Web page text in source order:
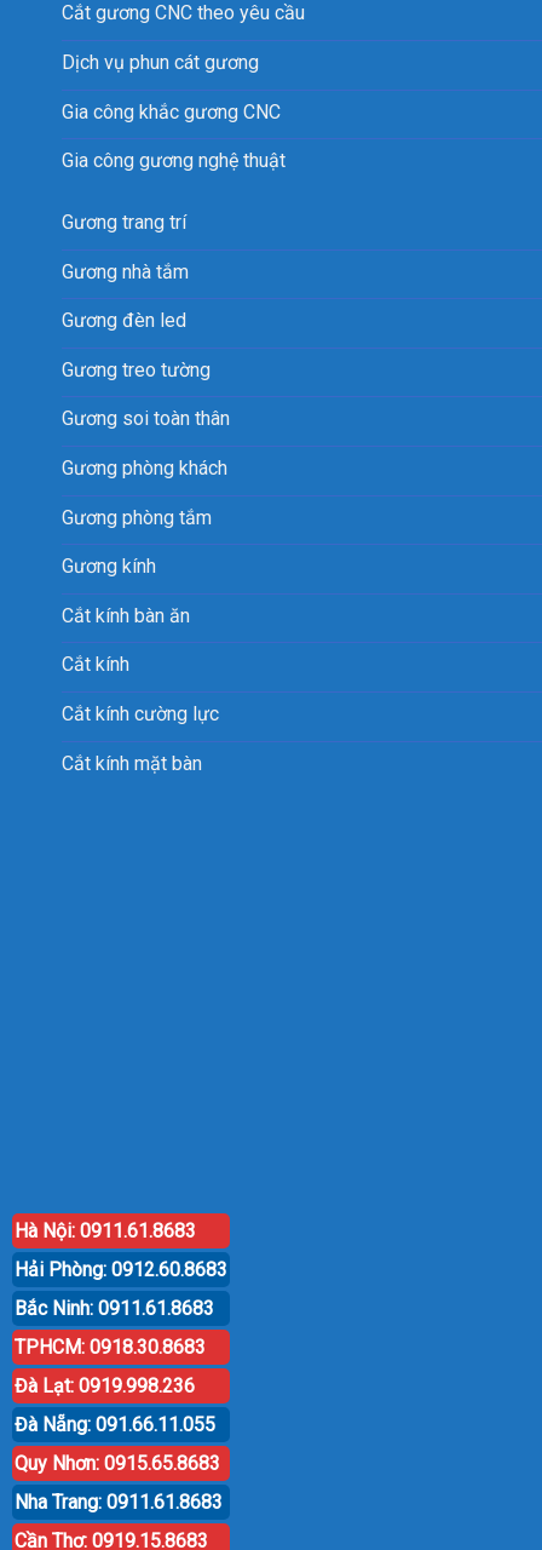
Cắt gương CNC theo yêu cầu
Dịch vụ phun cát gương
Gia công khắc gương CNC
Gia công gương nghệ thuật
Gương trang trí
Gương nhà tắm
Gương đèn led
Gương treo tường
Gương soi toàn thân
Gương phòng khách
Gương phòng tắm
Gương kính
Cắt kính bàn ăn
Cắt kính
Cắt kính cường lực
Cắt kính mặt bàn
Hà Nội: 0911.61.8683
Hải Phòng: 0912.60.8683
Bắc Ninh: 0911.61.8683
TPHCM: 0918.30.8683
Đà Lạt: 0919.998.236
Đà Nẵng: 091.66.11.055
Quy Nhơn: 0915.65.8683
Nha Trang: 0911.61.8683
Cần Thơ: 0919.15.8683